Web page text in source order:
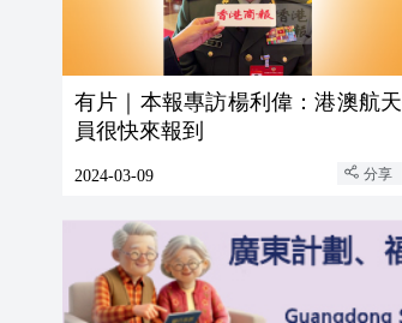
有片｜本報專訪楊利偉：港澳航天
員很快來報到
2024-03-09 分享